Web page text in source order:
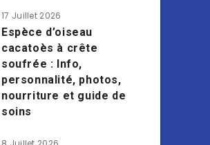
17 Juillet 2026
Espèce d’oiseau
cacatoès à crête
soufrée : Info,
personnalité, photos,
nourriture et guide de
soins